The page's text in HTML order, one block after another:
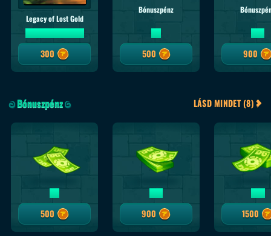
Legacy of Lost Gold
5 INGYEN PÖRGETÉS
300
Bónuszpénz
5 €
500
10 €
900
Bónuszpénz LÁSD MINDET (8)
5 €
500
10 €
900
20 €
1500